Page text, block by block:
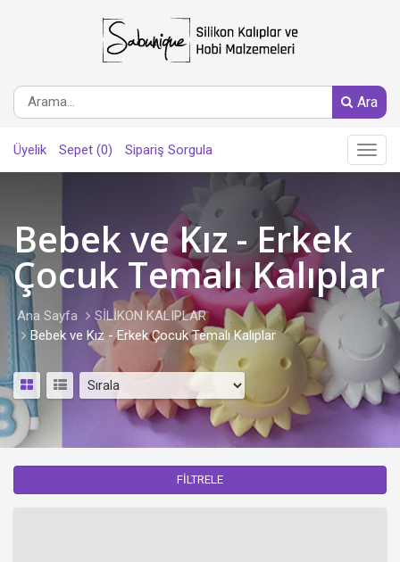
Ara
Üyelik Sepet (0) Sipariş Sorgula
Main
Menu
Bebek ve Kız - Erkek
Çocuk Temalı Kalıplar
Ana Sayfa
SİLİKON KALIPLAR
Bebek ve Kız - Erkek Çocuk Temalı Kalıplar
FİLTRELE